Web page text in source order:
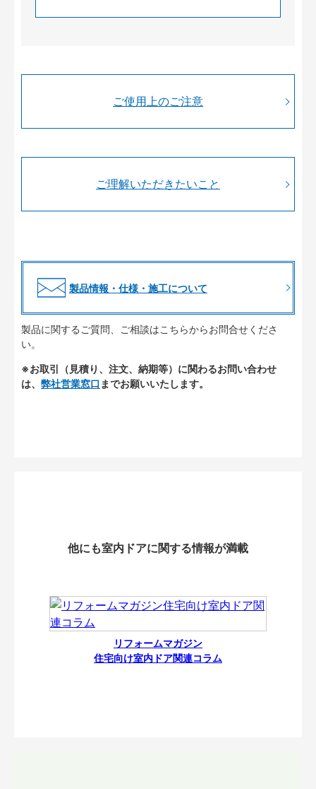
ご使用上のご注意
ご理解いただきたいこと
製品情報・仕様・施工について
製品に関するご質問、ご相談はこちらからお問合せくださ
い。
※お取引（見積り、注文、納期等）に関わるお問い合わせ
は、 弊社営業窓口 までお願いいたします。
他にも室内ドアに関する情報が満載
リフォームマガジン
住宅向け室内ドア関連コラム